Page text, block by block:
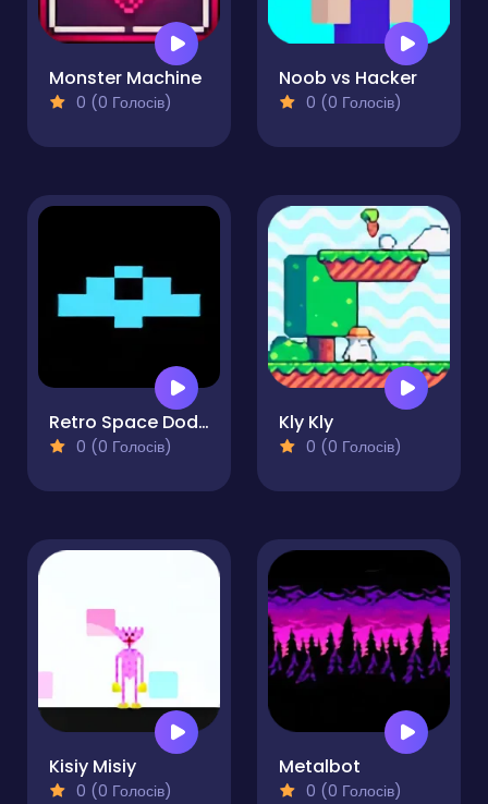
Monster Machine
0 (0 Голосів)
Noob vs Hacker
0 (0 Голосів)
Retro Space Dodger!
0 (0 Голосів)
Kly Kly
0 (0 Голосів)
Kisiy Misiy
0 (0 Голосів)
Metalbot
0 (0 Голосів)